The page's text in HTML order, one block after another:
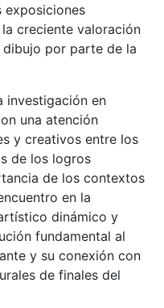
exposiciones
creciente valoración
por parte de la
investigación en
una atención
y creativos entre los
de los logros
de los contextos
en la
dinámico y
fundamental al
y su conexión con
de finales del